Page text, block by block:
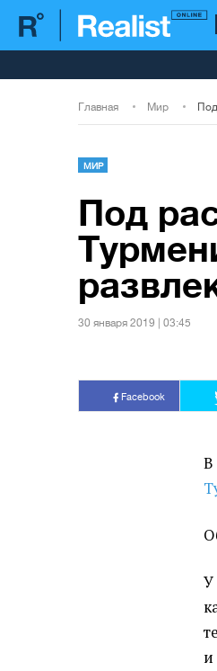
Главная Мир
МИР
Под
30 января 2019 | 03:45
Facebook
В
У
и